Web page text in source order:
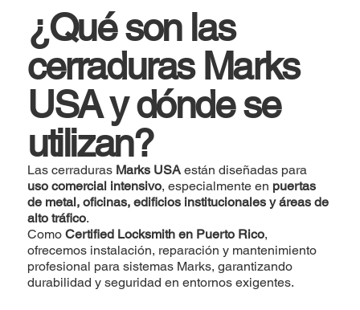
¿Qué son las
cerraduras Marks
USA y dónde se
utilizan?
Las cerraduras Marks USAestán diseñadas para
uso comercial intensivo, especialmente en puertas
de metal, oficinas, edificios institucionales y áreas de
alto tráfico.
Como Certified Locksmith en Puerto Rico,
ofrecemos instalación, reparación y mantenimiento
profesional para sistemas Marks, garantizando
durabilidad y seguridad en entornos exigentes.